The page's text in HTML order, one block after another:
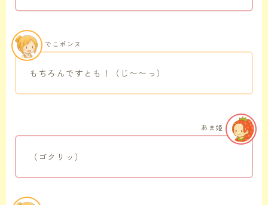
もちろんですとも！（じ〜〜っ）
でこポンヌ
（ゴクリッ）
あま姫